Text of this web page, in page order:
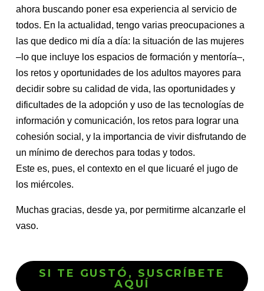
ahora buscando poner esa experiencia al servicio de
todos. En la actualidad, tengo varias preocupaciones a
las que dedico mi día a día: la situación de las mujeres
–lo que incluye los espacios de formación y mentoría–,
los retos y oportunidades de los adultos mayores para
decidir sobre su calidad de vida, las oportunidades y
dificultades de la adopción y uso de las tecnologías de
información y comunicación, los retos para lograr una
cohesión social, y la importancia de vivir disfrutando de
un mínimo de derechos para todas y todos.
Este es, pues, el contexto en el que licuaré el jugo de
los miércoles.
Muchas gracias, desde ya, por permitirme alcanzarle el
vaso.
SI TE GUSTÓ, SUSCRÍBETE
AQUÍ